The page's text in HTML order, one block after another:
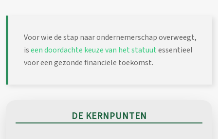
Voor wie de stap naar ondernemerschap overweegt,
iseen doordachte keuze van het statuutessentieel
voor een gezonde financiële toekomst.
DE KERNPUNTEN